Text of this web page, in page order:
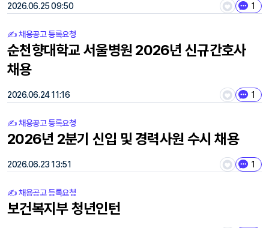
2026.06.25 09:50 1
✍️ 채용공고 등록요청
순천향대학교 서울병원 2026년 신규간호사
채용
2026.06.24 11:16 1
✍️ 채용공고 등록요청
2026년 2분기 신입 및 경력사원 수시 채용
2026.06.23 13:51 1
✍️ 채용공고 등록요청
보건복지부 청년인턴